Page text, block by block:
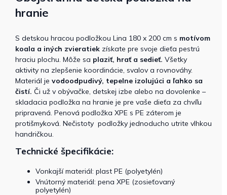
hranie
S detskou hracou podložkou Lina 180 x 200 cm s motívom
koala a iných zvieratiek získate pre svoje dieťa pestrú
hraciu plochu. Môže sa plaziť, hrať a sedieť. Všetky
aktivity na zlepšenie koordinácie, svalov a rovnováhy.
Materiál je vodoodpudivý, tepelne izolujúci a ľahko sa
čistí. Či už v obývačke, detskej izbe alebo na dovolenke –
skladacia podložka na hranie je pre vaše dieťa za chvíľu
pripravená. Penová podložka XPE s PE záterom je
protišmyková. Nečistoty podložky jednoducho utrite vlhkou
handričkou.
Technické špecifikácie:
Vonkajší materiál: plast PE (polyetylén)
Vnútorný materiál: pena XPE (zosieťovaný
polyetylén)